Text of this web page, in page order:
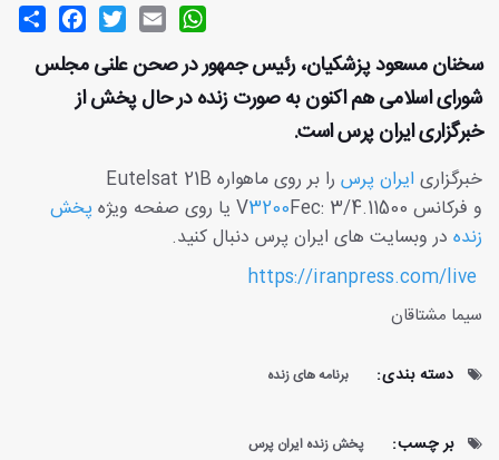
Share
FacebookTwitterEmail
WhatsApp
سخنان مسعود پزشکیان، رئیس جمهور در صحن علنی مجلس
شورای اسلامی هم اکنون به صورت زنده در حال پخش از
خبرگزاری ایران پرس است.
خبرگزاری ایران پرس
را بر روی ماهواره Eutelsat 21B
و فرکانس 11500.V
3200Fec: 3/4 یا روی صفحه ویژه
پخش
زنده در وبسایت های ایران پرس دنبال کنید.
https://iranpress.com/live
سیما مشتاقان
دسته بندی: برنامه های زنده
بر چسب: پخش زنده ایران پرس